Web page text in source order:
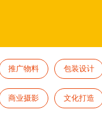
推广物料 包装设计
商业摄影 文化打造